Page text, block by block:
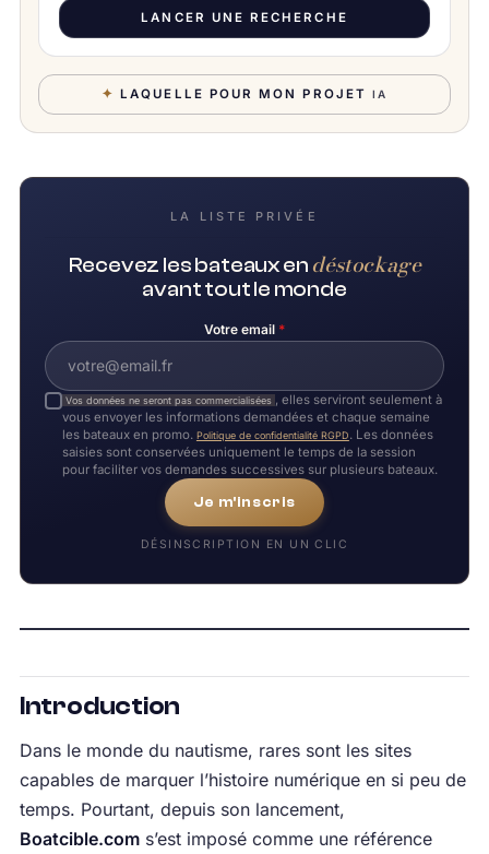
LANCER UNE RECHERCHE
✦ LAQUELLE POUR MON PROJET IA
LA LISTE PRIVÉE
Recevez les bateaux en déstockage
avant tout le monde
Votre email *
Vos données ne seront pas commercialisées , elles serviront seulement à
vous envoyer les informations demandées et chaque semaine
les bateaux en promo. Politique de confidentialité RGPD. Les données
saisies sont conservées uniquement le temps de la session
pour faciliter vos demandes successives sur plusieurs bateaux.
Je m'inscris
DÉSINSCRIPTION EN UN CLIC
Introduction
Dans le monde du nautisme, rares sont les sites
capables de marquer l’histoire numérique en si peu de
temps. Pourtant, depuis son lancement,
Boatcible.coms’est imposé comme une référence